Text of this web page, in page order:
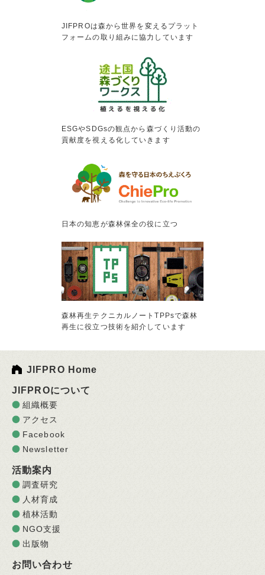
JIFPROは森から世界を変えるプラット
フォームの取り組みに協力しています
ESGやSDGsの観点から森づくり活動の
貢献度を視える化していきます
日本の知恵が森林保全の役に立つ
森林再生テクニカルノートTPPsで森林
再生に役立つ技術を紹介しています
JIFPRO Home
JIFPROについて
組織概要
アクセス
Facebook
Newsletter
活動案内
調査研究
人材育成
植林活動
NGO支援
出版物
お問い合わせ